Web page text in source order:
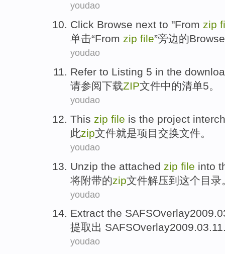
youdao
Click Browse next to "From zip
单击“From zip file”旁边的Browse
youdao
Refer to Listing 5 in the
请参阅下载ZIP文件中的清单5。
youdao
This zip file is the project
此zip文件就是项目交换文件。
youdao
Unzip the attached zip file into
将附带的zip文件解压到 这个目录
youdao
Extract the
提取出
youdao